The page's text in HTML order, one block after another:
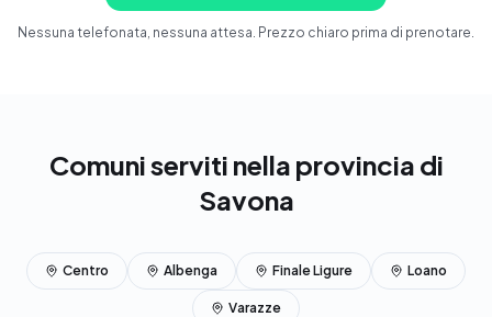
Nessuna telefonata, nessuna attesa. Prezzo chiaro prima di prenotare.
Comuni serviti nella provincia di
Savona
Centro Albenga Finale Ligure Loano
Varazze